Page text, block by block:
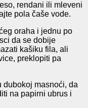
rendani ili mleveni
pola čaše vode.
oraha i jednu po
da se dobije
kašiku fila, ali
preklopiti pa
dubokoj masnoći, da
na papirni ubrus i